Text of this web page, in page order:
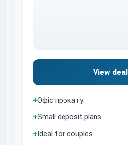
View deal
+Офіс прокату
+Small deposit plans
+Ideal for couples